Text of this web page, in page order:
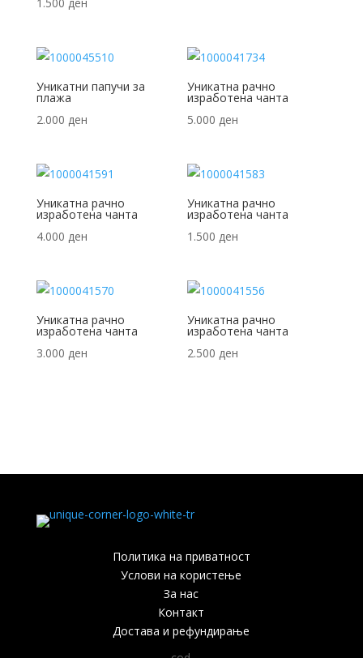
Уникатни папучи за
плажа
2.000 ден
Уникатна рачно
изработена чанта
5.000ден
Уникатна рачно
изработена чанта
4.000 ден
Уникатна рачно
изработена чанта
1.500ден
Уникатна рачно
изработена чанта
3.000 ден
Уникатна рачно
изработена чанта
2.500ден
Политика на приватност
Услови на користење
За нас
Контакт
Достава и рефундирање